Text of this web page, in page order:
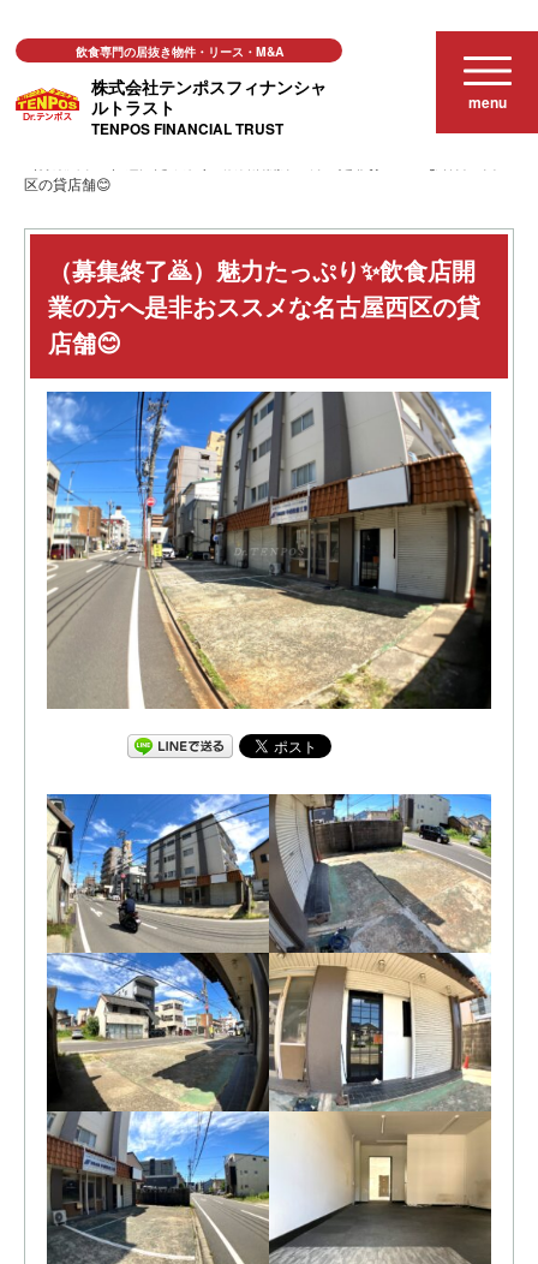
株式会社テンポスフィナンシャ
ルトラスト
TENPOS FINANCIAL TRUST
飲食専門の居抜き物件・リース・M&A
menu
居抜き店舗物件
区の貸店舗😊
（募集終了🙇）魅力たっぷり✨飲食店開
業の方へ是非おススメな名古屋西区の貸
店舗😊